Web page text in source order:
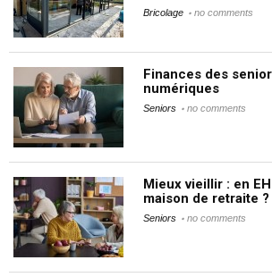
Bricolage no comments
Finances des
numériques
Seniors no comments
Mieux vieillir : en
maison de retraite ?
Seniors no comments